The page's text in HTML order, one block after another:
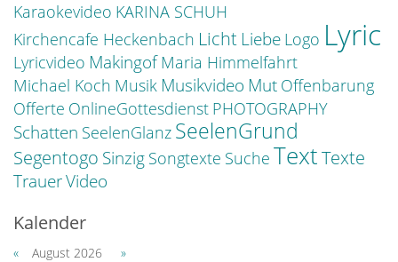
Karaokevideo KARINA SCHUH
Kirchencafe Heckenbach Licht Liebe Logo Lyric
Lyricvideo Makingof Maria Himmelfahrt
Michael Koch Musik Musikvideo Mut Offenbarung
Offerte OnlineGottesdienst PHOTOGRAPHY
Schatten SeelenGlanz SeelenGrund
Segentogo Sinzig Songtexte Suche TextTexte
TrauerVideo
Kalender
« August 2026
»